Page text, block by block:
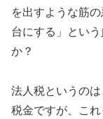
を出すような筋
台にする」という
か？
法人税というの
税金ですが、こ